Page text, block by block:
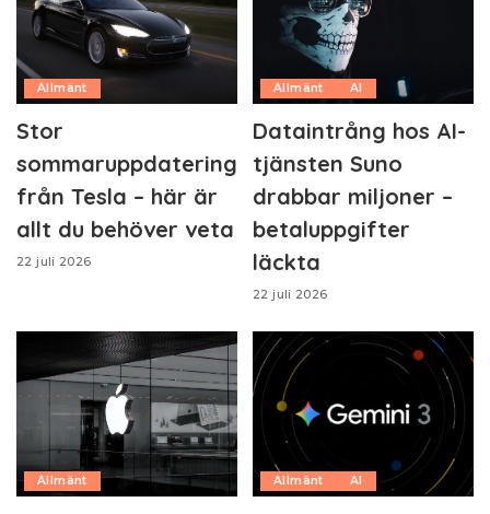
Allmänt
Stor
sommaruppdatering
från Tesla – här är
allt du behöver veta
22 juli 2026
Allmänt AI
Dataintrång hos AI-
tjänsten Suno
drabbar miljoner –
betaluppgifter
läckta
22 juli 2026
Allmänt Allmänt AI